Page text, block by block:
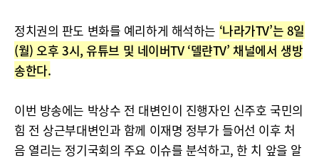
정치권의 판도 변화를 예리하게 해석하는 ‘나라가TV’는 8일
(월) 오후 3시, 유튜브 및 네이버TV ‘델랸TV’ 채널에서 생방
송한다.
이번 방송에는 박상수 전 대변인이 진행자인 신주호 국민의
힘 전 상근부대변인과 함께 이재명 정부가 들어선 이후 처
음 열리는 정기국회의 주요 이슈를 분석하고, 한 치 앞을 알